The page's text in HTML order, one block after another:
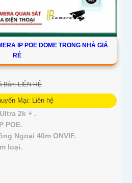
IP POE DOME TRONG NHÀ GIÁ
RẺ
Bán: LIÊN HỆ
Mại: Liên hệ
Ultra 2k + .
POE.
Ngoại 40m ONVIF.
loại.